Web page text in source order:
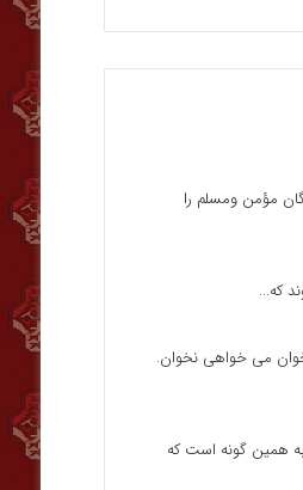
مؤمن ومسلم را
که...
می خواهی نخوان.
همین گونه است که